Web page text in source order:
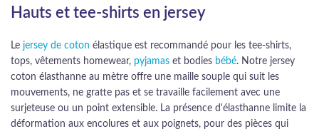
Hauts et tee-shirts en jersey
Le jersey de coton élastique est recommandé pour les tee-shirts,
tops, vêtements homewear, pyjamas et bodies bébé. Notre jersey
coton élasthanne au mètre offre une maille souple qui suit les
mouvements, ne gratte pas et se travaille facilement avec une
surjeteuse ou un point extensible. La présence d'élasthanne limite la
déformation aux encolures et aux poignets, pour des pièces qui